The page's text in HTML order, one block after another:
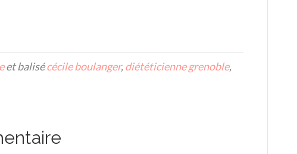
et balisécécile boulanger,diététicienne grenoble,